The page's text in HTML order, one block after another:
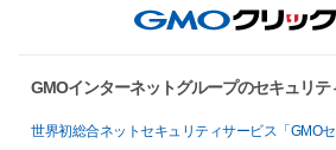
GMOインターネットグループのセキュリテ
世界初総合ネットセキュリティサービス「GMOセ